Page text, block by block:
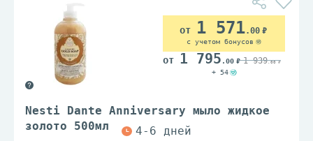
Nesti Dante Anniversary мыло жидкое
золото 500мл
1 571.00
с учетом бонусов
1 795 .00 1 939.00
+ 54